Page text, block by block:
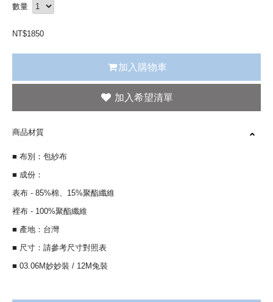
數量
NT$1850
加入購物車
商品材質
■ 布別：包紗布
■ 成份：
表布 - 85%棉、15%聚酯纖維
裡布 - 100%聚酯纖維
■ 產地：台灣
■ 尺寸：請參考尺寸對照表
■ 03.06M妙妙裝 / 12M兔裝